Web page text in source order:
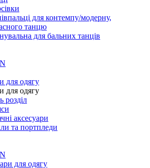
для контемпу/модерну,
танцю
для бальних танців
для одягу
для одягу
розділ
аксесуари
та портпледи